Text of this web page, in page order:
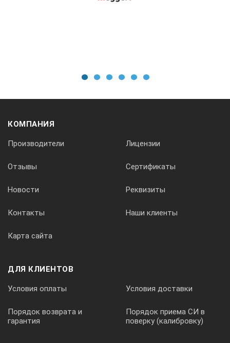
Источник питания
CE
Категория прибора
CAT III-1000В
КОМПАНИЯ
Производители Лицензии
Отзывы Сертификаты
Новости Реквизиты
Контакты Наши клиенты
Карта сайта
ДЛЯ КЛИЕНТОВ
Условия оплаты Условия доставки
Порядок возврата и
гарантия
Порядок приема СИ в
поверку (калибровку)